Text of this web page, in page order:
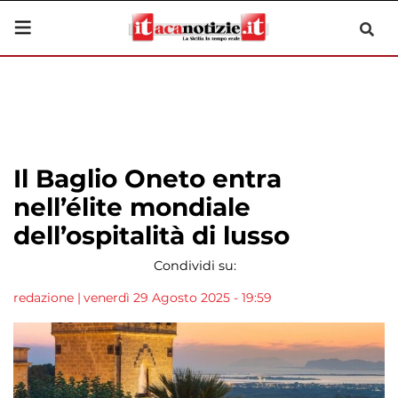
Il Baglio Oneto entra
nell’élite mondiale
dell’ospitalità di lusso
Condividi su:
redazione | venerdì 29 Agosto 2025 - 19:59